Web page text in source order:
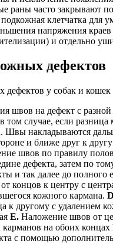
раны часто закрывают
клетчатка для
напряжения
и отдельно
дефектов
швов на дефект с
том случае, если
Швы накладываются
и ближе друг к
швов по правилу
дефекта, затем по
и так далее до полного
концов к центру с
кожного кармана.
к другому с удалением
E. Наложение швов от
на обоих концах
с помощью